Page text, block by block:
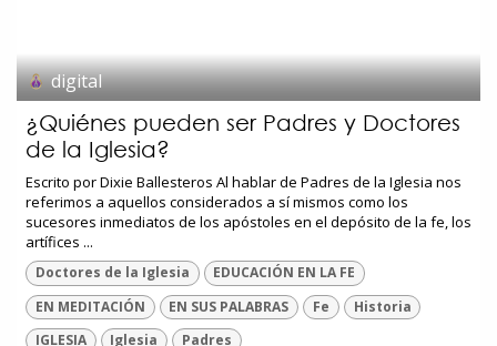
digital
¿Quiénes pueden ser Padres y Doctores
de la Iglesia?
Escrito por Dixie Ballesteros Al hablar de Padres de la Iglesia nos
referimos a aquellos considerados a sí mismos como los
sucesores inmediatos de los apóstoles en el depósito de la fe, los
artífices ...
Doctores de la Iglesia
EDUCACIÓN EN LA FE
EN MEDITACIÓN
EN SUS PALABRAS Fe
Historia
IGLESIA
Iglesia Padres